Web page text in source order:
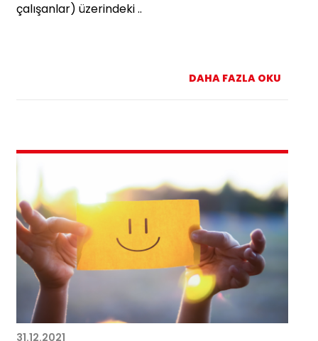
çalışanlar) üzerindeki ..
DAHA FAZLA OKU
31.12.2021